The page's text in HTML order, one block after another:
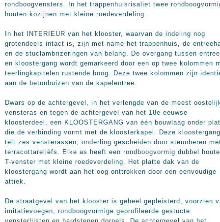
rondboogvensters. In het trappenhuisrisaliet twee
houten kozijnen met kleine roedeverdeling.
In het INTERIEUR van het klooster, waarvan de indeling nog
grotendeels intact is, zijn met name het trappenhuis, de
en de stuclambrizeringen van belang. De overgang tussen
en kloostergang wordt gemarkeerd door een op twee kolommen
teerlingkapitelen rustende boog. Deze twee kolommen zijn
aan de betonbuizen van de kapelentree.
Dwars op de achtergevel, in het verlengde van de meest
vensteras en tegen de achtergevel van het 18e eeuwse
kloosterdeel, een KLOOSTERGANG van één bouwlaag onder
die de verbinding vormt met de kloosterkapel. Deze kloostergang
telt zes vensterassen, onderling gescheiden door steunberen
terracottareliëfs. Elke as heeft een rondboogvormig dubbel
T-venster met kleine roedeverdeling. Het platte dak van de
kloostergang wordt aan het oog onttrokken door een eenvoudige
attiek.
De straatgevel van het klooster is geheel gepleisterd, voorzien
imitatievoegen, rondboogvormige geprofileerde gestucte